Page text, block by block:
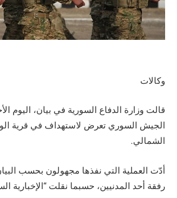
وكالات
قالت وزارة الدفاع السورية ‌في بيان، اليوم
الجيش السوري تعرض لاستهداف في قرية
الشمالي.
أدّت العملية التي نفذها مجهولون بحسب
رفقة أحد المدنيين، حسبما نقلت “الإخبارية